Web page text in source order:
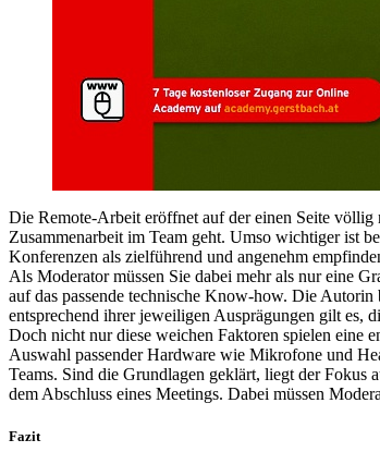
Die Remote-Arbeit eröffnet auf der einen Seite völlig
Zusammenarbeit im Team geht. Umso wichtiger ist
Konferenzen als zielführend und angenehm
Als Moderator müssen Sie dabei mehr als nur eine
auf das passende technische Know-how. Die
entsprechend ihrer jeweiligen Ausprägungen gilt es,
Doch nicht nur diese weichen Faktoren spielen eine
Auswahl passender Hardware wie Mikrofone und
Teams. Sind die Grundlagen geklärt, liegt der
dem Abschluss eines Meetings. Dabei müssen
Fazit